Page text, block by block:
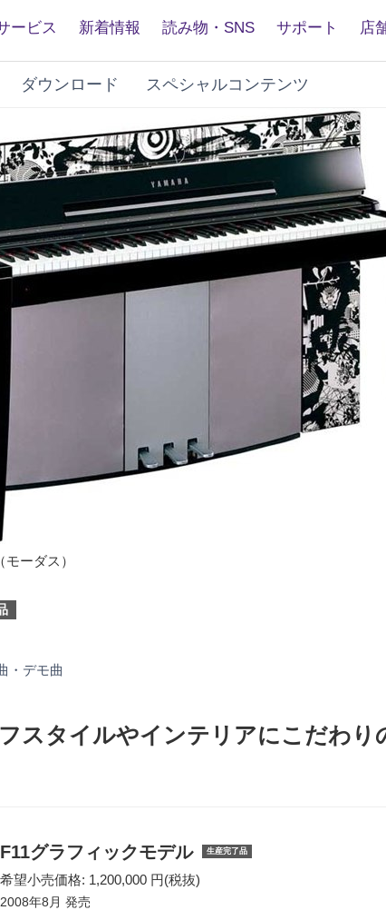
ービス 新着情報 読み物・SNS サポート 店
ダウンロード スペシャルコンテンツ
ーダス）
ル
・デモ曲
スタイルやインテリアにこだわり
F11グラフィックモデル 生産完了品
希望小売価格: 1,200,000 円(税抜)
2008年8月 発売